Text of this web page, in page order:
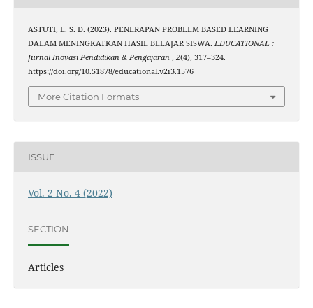
ASTUTI, E. S. D. (2023). PENERAPAN PROBLEM BASED LEARNING
DALAM MENINGKATKAN HASIL BELAJAR SISWA. EDUCATIONAL :
Jurnal Inovasi Pendidikan & Pengajaran , 2(4), 317–324.
https://doi.org/10.51878/educational.v2i3.1576
More Citation Formats
ISSUE
Vol. 2 No. 4 (2022)
SECTION
Articles